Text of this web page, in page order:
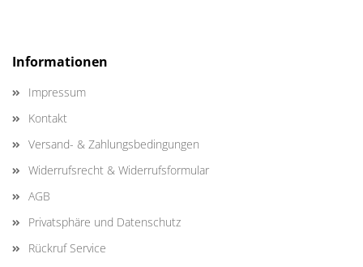
Informationen
Impressum
Kontakt
Versand- & Zahlungsbedingungen
Widerrufsrecht & Widerrufsformular
AGB
Privatsphäre und Datenschutz
Rückruf Service